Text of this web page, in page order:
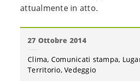
attualmente in atto.
27 Ottobre 2014
Clima Comunicati stampa
Territorio Vedeggio